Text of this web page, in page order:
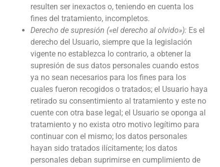
resulten ser inexactos o, teniendo en cuenta los
fines del tratamiento, incompletos.
Derecho de supresión («el derecho al olvido»): Es el
derecho del Usuario, siempre que la legislación
vigente no establezca lo contrario, a obtener la
supresión de sus datos personales cuando estos
ya no sean necesarios para los fines para los
cuales fueron recogidos o tratados; el Usuario haya
retirado su consentimiento al tratamiento y este no
cuente con otra base legal; el Usuario se oponga al
tratamiento y no exista otro motivo legítimo para
continuar con el mismo; los datos personales
hayan sido tratados ilícitamente; los datos
personales deban suprimirse en cumplimiento de